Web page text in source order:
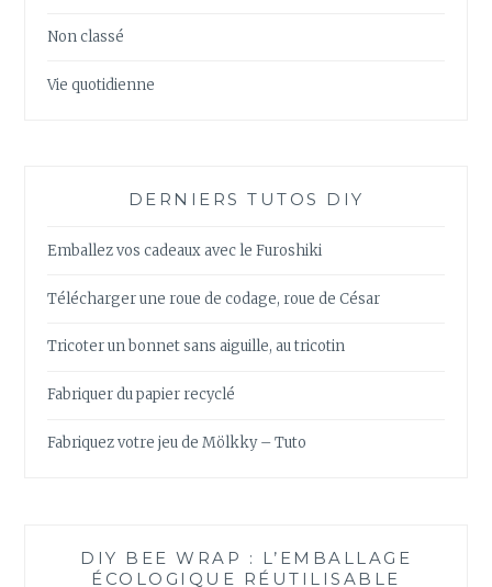
Non classé
Vie quotidienne
DERNIERS TUTOS DIY
Emballez vos cadeaux avec le Furoshiki
Télécharger une roue de codage, roue de César
Tricoter un bonnet sans aiguille, au tricotin
Fabriquer du papier recyclé
Fabriquez votre jeu de Mölkky – Tuto
DIY BEE WRAP : L’EMBALLAGE
ÉCOLOGIQUE RÉUTILISABLE